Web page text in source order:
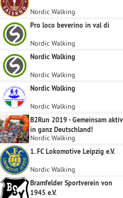
Nordic Walking
Pro loco beverino in val di
Nordic Walking
Nordic Walking
Nordic Walking
Nordic Walking
Nordic Walking
B2Run 2019 - Gemeinsam aktiv
in ganz Deutschland!
Nordic Walking
1. FC Lokomotive Leipzig e.V.
Nordic Walking
Bramfelder Sportverein von
1945 e.V.